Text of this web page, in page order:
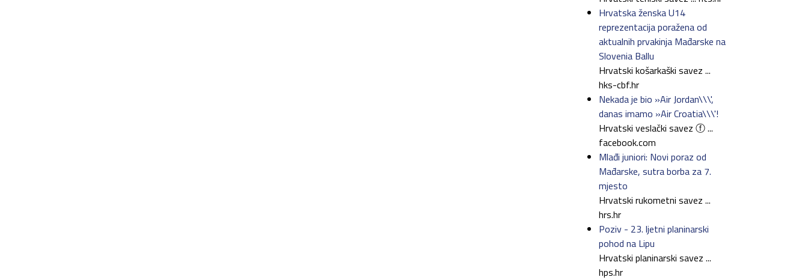
Hrvatska ženska U14
reprezentacija poražena od
aktualnih prvakinja Mađarske na
Slovenia Ballu
Hrvatski košarkaški savez ...
hks-cbf.hr
Nekada je bio »Air Jordan\\\',
danas imamo »Air Croatia\\\'!
Hrvatski veslački savez ⓕ ...
facebook.com
Mlađi juniori: Novi poraz od
Mađarske, sutra borba za 7.
mjesto
Hrvatski rukometni savez ...
hrs.hr
Poziv - 23. ljetni planinarski
pohod na Lipu
Hrvatski planinarski savez ...
hps.hr